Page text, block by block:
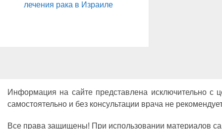
лечения рака в Израиле
Информация на сайте представлена исключительно
самостоятельно и без консультации врача не
Все права защищены! При использовании материалов